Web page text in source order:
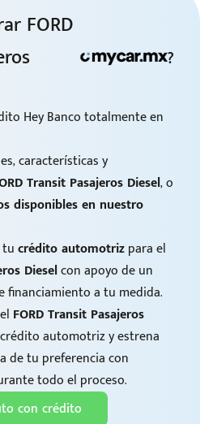
FORD
?
Hey Banco totalmente en
características y
Transit Pasajeros Diesel, o
disponibles en nuestro
crédito automotrizpara el
Dieselcon apoyo de un
financiamiento a tu medida.
FORD Transit Pasajeros
automotriz y estrena
de tu preferencia con
todo el proceso.
con crédito